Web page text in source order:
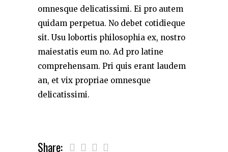
omnesque delicatissimi. Ei pro autem
quidam perpetua. No debet cotidieque
sit. Usu lobortis philosophia ex, nostro
maiestatis eum no. Ad pro latine
comprehensam. Pri quis erant laudem
an, et vix propriae omnesque
delicatissimi.
Share: